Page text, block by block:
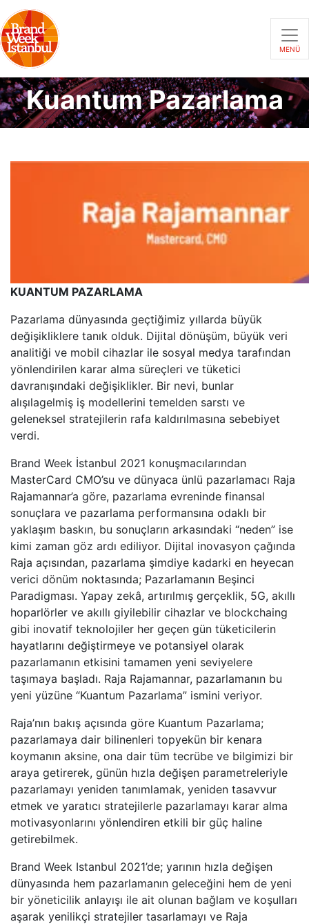
MENÜ
Kuantum Pazarlama
KUANTUM PAZARLAMA
Pazarlama dünyasında geçtiğimiz yıllarda büyük
değişikliklere tanık olduk. Dijital dönüşüm, büyük veri
analitiği ve mobil cihazlar ile sosyal medya tarafından
yönlendirilen karar alma süreçleri ve tüketici
davranışındaki değişiklikler. Bir nevi, bunlar
alışılagelmiş iş modellerini temelden sarstı ve
geleneksel stratejilerin rafa kaldırılmasına sebebiyet
verdi.
Brand Week İstanbul 2021 konuşmacılarından
MasterCard CMO’su ve dünyaca ünlü pazarlamacı Raja
Rajamannar’a göre, pazarlama evreninde finansal
sonuçlara ve pazarlama performansına odaklı bir
yaklaşım baskın, bu sonuçların arkasındaki “neden” ise
kimi zaman göz ardı ediliyor. Dijital inovasyon çağında
Raja açısından, pazarlama şimdiye kadarki en heyecan
verici dönüm noktasında; Pazarlamanın Beşinci
Paradigması. Yapay zekâ, artırılmış gerçeklik, 5G, akıllı
hoparlörler ve akıllı giyilebilir cihazlar ve blockchaing
gibi inovatif teknolojiler her geçen gün tüketicilerin
hayatlarını değiştirmeye ve potansiyel olarak
pazarlamanın etkisini tamamen yeni seviyelere
taşımaya başladı. Raja Rajamannar, pazarlamanın bu
yeni yüzüne “Kuantum Pazarlama” ismini veriyor.
Raja’nın bakış açısında göre Kuantum Pazarlama;
pazarlamaya dair bilinenleri topyekün bir kenara
koymanın aksine, ona dair tüm tecrübe ve bilgimizi bir
araya getirerek, günün hızla değişen parametreleriyle
pazarlamayı yeniden tanımlamak, yeniden tasavvur
etmek ve yaratıcı stratejilerle pazarlamayı karar alma
motivasyonlarını yönlendiren etkili bir güç haline
getirebilmek.
Brand Week Istanbul 2021’de; yarının hızla değişen
dünyasında hem pazarlamanın geleceğini hem de yeni
bir yöneticilik anlayışı ile ait olunan bağlam ve koşulları
aşarak yenilikçi stratejiler tasarlamayı ve Raja